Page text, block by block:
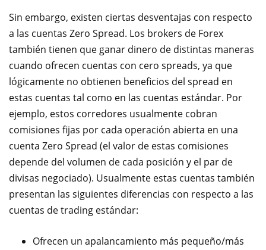
Sin embargo, existen ciertas desventajas con respecto
a las cuentas Zero Spread. Los brokers de Forex
también tienen que ganar dinero de distintas maneras
cuando ofrecen cuentas con cero spreads, ya que
lógicamente no obtienen beneficios del spread en
estas cuentas tal como en las cuentas estándar. Por
ejemplo, estos corredores usualmente cobran
comisiones fijas por cada operación abierta en una
cuenta Zero Spread (el valor de estas comisiones
depende del volumen de cada posición y el par de
divisas negociado). Usualmente estas cuentas también
presentan las siguientes diferencias con respecto a las
cuentas de trading estándar:
Ofrecen un apalancamiento más pequeño/más